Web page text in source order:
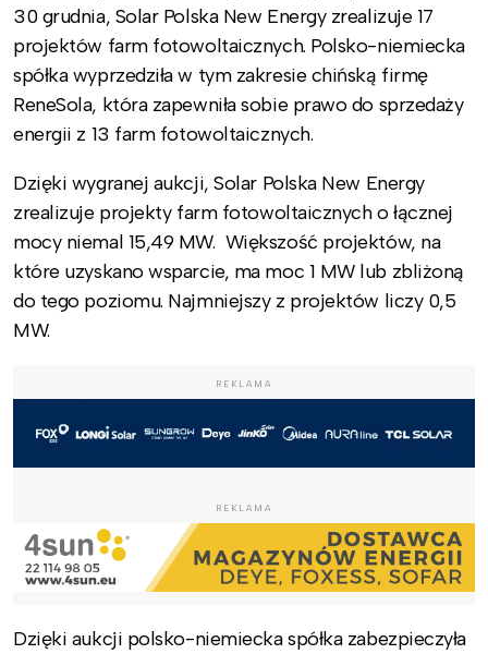
30 grudnia, Solar Polska New Energy zrealizuje 17
projektów farm fotowoltaicznych. Polsko-niemiecka
spółka wyprzedziła w tym zakresie chińską firmę
ReneSola, która zapewniła sobie prawo do sprzedaży
energii z 13 farm fotowoltaicznych.
Dzięki wygranej aukcji, Solar Polska New Energy
zrealizuje projekty farm fotowoltaicznych o łącznej
mocy niemal 15,49 MW. Większość projektów, na
które uzyskano wsparcie, ma moc 1 MW lub zbliżoną
do tego poziomu. Najmniejszy z projektów liczy 0,5
MW.
REKLAMA
REKLAMA
Dzięki aukcji polsko-niemiecka spółka zabezpieczyła